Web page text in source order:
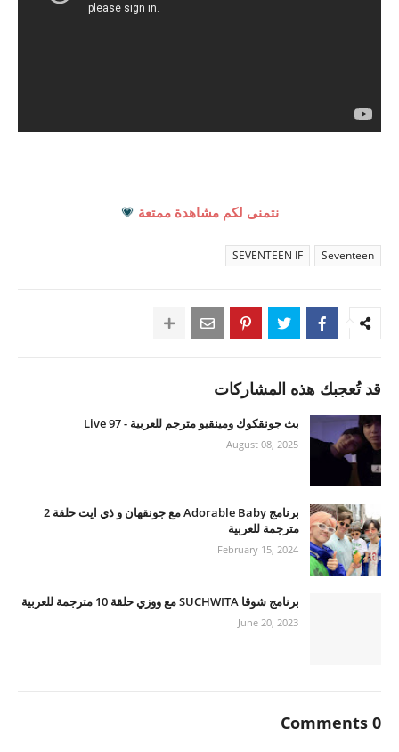
نتمنى لكم مشاهدة ممتعة 💗
Seventeen
SEVENTEEN IF
قد تُعجبك هذه المشاركات
بث جونقكوك ومينقيو مترجم للعربية - 97 Live
August 08, 2025
برنامج Adorable Baby مع جونقهان و ذي ايت حلقة 2
مترجمة للعربية
February 15, 2024
برنامج شوقا SUCHWITA مع ووزي حلقة 10 مترجمة للعربية
June 20, 2023
0 Comments